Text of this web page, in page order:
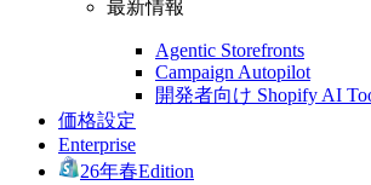
最新情報
Agentic Storefronts
Campaign Autopilot
開発者向け Shopify AI
価格設定
Enterprise
26年春Edition